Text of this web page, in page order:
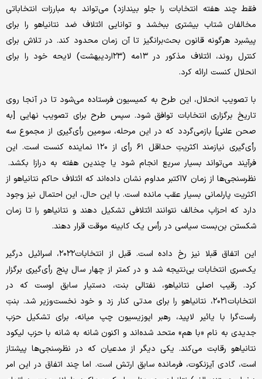
فقط چند هفته انتخابات را جلو بیندازد) می‌تواند به مبارزات انتخاباتی
مخالفان شتاب بیشتری ببخشد و توانایی ائتلاف ضد نتانیاهو را برای
پیشبرد هرگونه قانون بحث‌برانگیز تا آن زمان محدود کند. در تلاش برای
کنترل روند، ائتلاف مذکور در ۱۳مه (۲۳اردیبهشت) لایحه خود را برای
انحلال کنست ارائه کرد.
با تصویب انحلال، این طرح به کمیسیون فرستاده می‌شود تا در آنجا روی
تاریخ برگزاری انتخابات توافق شود. سپس طرح برای تصویب نهایی [به
صحن علنی] بازمی‌گردد که در این مرحله، سومین رأی‌گیری از مجموع سه
رأی‌گیری نیازمند اکثریتِ حداقل ۶۱ رأی از ۱۲۰ نماینده کنست است. این
فرآیند می‌تواند بسیار سریع انجام شود یا چندین هفته به درازا بکشد.
نظرسنجی‌ها از زمان ۷اکتبر مداوم نشان داده‌اند که ائتلاف حاکم نتانیاهو از
اکثریت پارلمانی بسیار عقب مانده است. با این حال، این احتمال نیز وجود
دارد که احزاب مخالف نتوانند ائتلافی تشکیل دهند و نتانیاهو را تا زمان
شکستن بن‌بست سیاسی در رأس یک کابینه موقت قرار دهند.
این اتفاق قبلا نیز رخ داده است. قبل از انتخابات۲۰۲۲، اسرائیل درگیر
یک‌سری انتخابات بی‌نتیجه شد و در کمتر از چهار سال پنج رأی‌گیری برگزار
کرد. رقیب اصلی نتانیاهو، نفتالی بنت، دستیار سابق اوست که در
انتخابات۲۰۲۱، نتانیاهو را برای مدتی کنار زد و خود نخست‌وزیر شد. بنتِ
راست‌گرا با یائیر لاپید، رهبر اپوزیسیون چپ میانه، برای تشکیل حزب
جدیدی به نام «با هم» متحد شده‌اند و اکنون شانه به شانه با حزب لیکود
نتانیاهو رقابت می‌کند. یکی دیگر از مدعیان که در نظرسنجی‌ها پیشتاز
است، گادی آیزنکوت، فرمانده سابق ارتش است. اما چند اتفاق در این امر